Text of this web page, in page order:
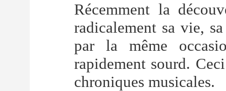
Récemment la
radicalement sa vie,
par la même
rapidement sourd.
chroniques musicales.